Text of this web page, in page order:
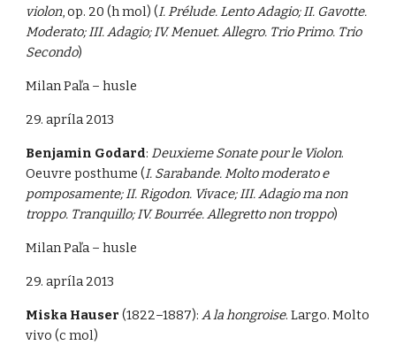
violon, op. 20 (h mol) (I. Prélude. Lento Adagio; II. Gavotte.
Moderato; III. Adagio; IV. Menuet. Allegro. Trio Primo. Trio
Secondo)
Milan Paľa – husle
29. apríla 2013
Benjamin Godard:Deuxieme Sonate pour le Violon.
Oeuvre posthume (I. Sarabande. Molto moderato e
pomposamente; II. Rigodon. Vivace; III. Adagio ma non
troppo. Tranquillo; IV. Bourrée. Allegretto non troppo)
Milan Paľa – husle
29. apríla 2013
Miska Hauser(1822–1887):A la hongroise. Largo. Molto
vivo (c mol)